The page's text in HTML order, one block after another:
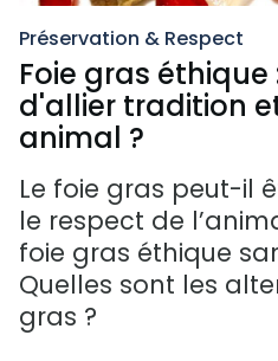
Préservation & Respect
Foie gras
d'allier tradition
animal ?
Le foie gras peut-il
le respect de
foie gras éthique
Quelles sont les
gras ?